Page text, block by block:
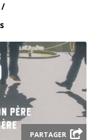
PARTAGER